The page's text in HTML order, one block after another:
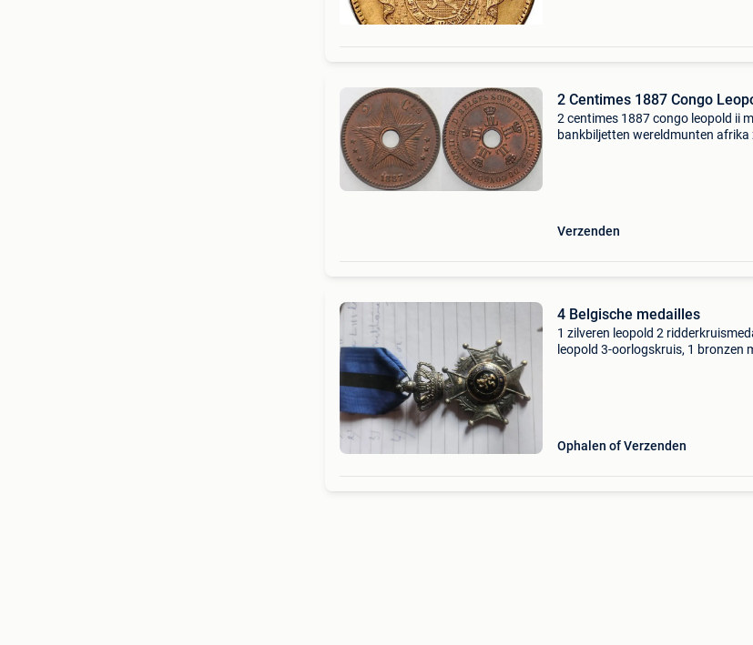
2 Centimes 1887 Congo
2 centimes 1887 congo leopold ii
bankbiljetten wereldmunten afrika
Verzenden
4 Belgische medailles
1 zilveren leopold 2
leopold 3-oorlogskruis, 1 bronzen
Ophalen of Verzenden